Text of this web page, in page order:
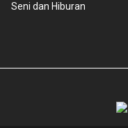
Seni dan Hiburan